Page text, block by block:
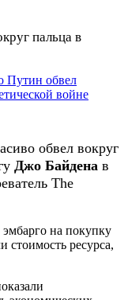
пальца в
обвел вокруг
Джо Байдена в
The
на покупку
ресурса,